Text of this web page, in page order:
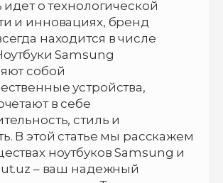
идет о технологической
и инновациях, бренд
находится в числе
Samsung
собой
устройства,
в себе
стиль и
В этой статье мы расскажем
ноутбуков Samsung и
– ваш надежный